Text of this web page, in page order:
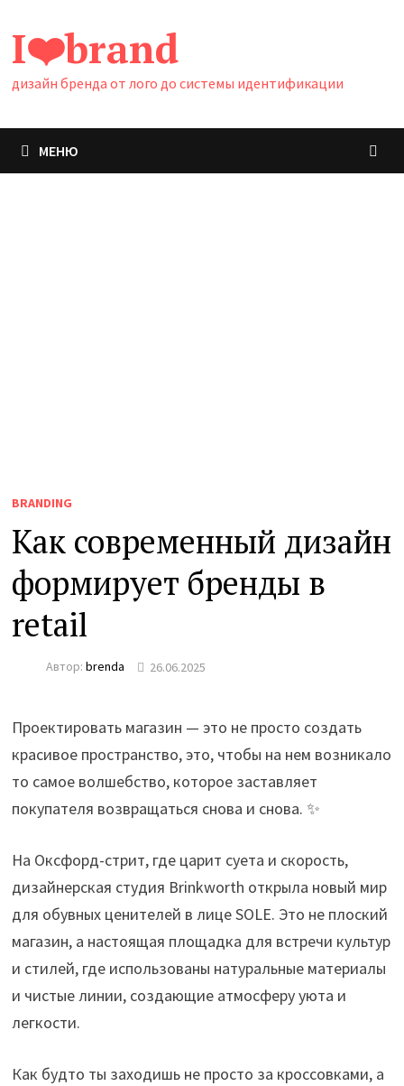
содержимому
I❤️brand
дизайн бренда от лого до системы идентификации
МЕНЮ
BRANDING
Как современный дизайн
формирует бренды в
retail
Автор:brenda 26.06.2025
Проектировать магазин — это не просто создать
красивое пространство, это, чтобы на нем возникало
то самое волшебство, которое заставляет
покупателя возвращаться снова и снова. ✨
На Оксфорд-стрит, где царит суета и скорость,
дизайнерская студия Brinkworth открыла новый мир
для обувных ценителей в лице SOLE. Это не плоский
магазин, а настоящая площадка для встречи культур
и стилей, где использованы натуральные материалы
и чистые линии, создающие атмосферу уюта и
легкости.
Как будто ты заходишь не просто за кроссовками, а